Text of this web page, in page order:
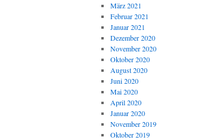
März 2021
Februar 2021
Januar 2021
Dezember 2020
November 2020
Oktober 2020
August 2020
Juni 2020
Mai 2020
April 2020
Januar 2020
November 2019
Oktober 2019